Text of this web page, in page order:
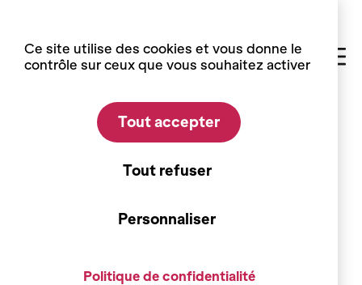
Visites et activités
Savurando
Ce site utilise des cookies et vous donne le
contrôle sur ceux que vous souhaitez activer
Tout accepter
Tout refuser
Personnaliser
Politique de confidentialité